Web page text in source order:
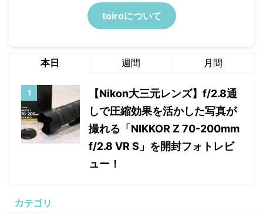
toiroについて
本日 週間 月間
【Nikon大三元レンズ】f/2.8通
しで圧縮効果を活かした写真が
撮れる「NIKKOR Z 70-200mm
f/2.8 VR S」を開封フォトレビ
ュー！
カテゴリ